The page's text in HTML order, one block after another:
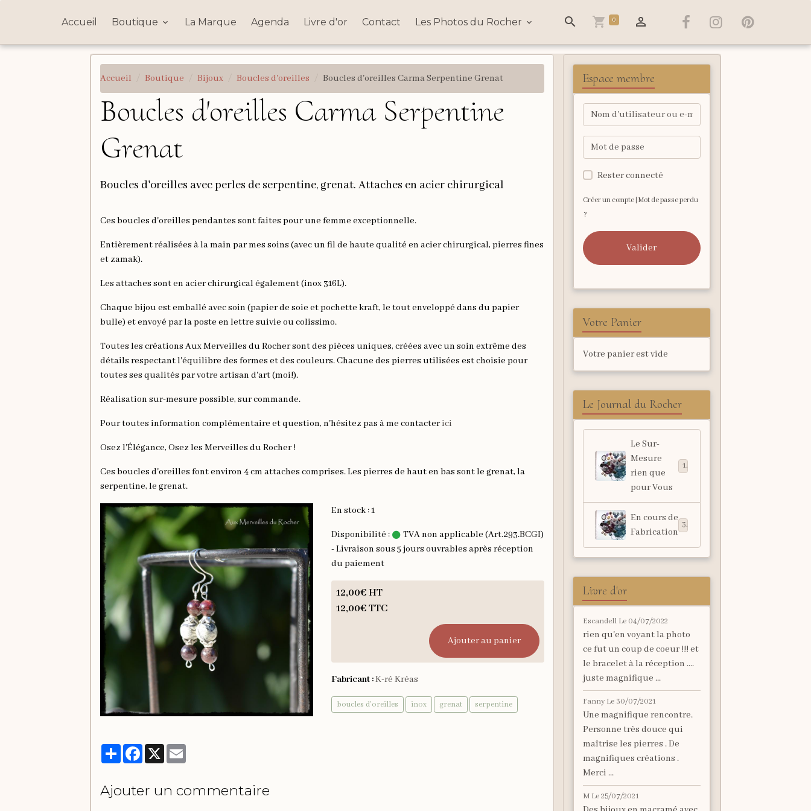
Accueil Boutique La Marque Agenda Livre d'or Contact Les Photos du Rocher 0
Accueil Boutique Bijoux Boucles d'oreilles Boucles d'oreilles Carma Serpentine Grenat
Boucles d'oreilles Carma Serpentine
Grenat
Boucles d'oreilles avec perles de serpentine, grenat. Attaches en acier chirurgical
Ces boucles d'oreilles pendantes sont faites pour une femme exceptionnelle.
Entièrement réalisées à la main par mes soins (avec un fil de haute qualité en acier chirurgical, pierres fines
et zamak).
Les attaches sont en acier chirurgical également (inox 316L).
Chaque bijou est emballé avec soin (papier de soie et pochette kraft, le tout enveloppé dans du papier
bulle) et envoyé par la poste en lettre suivie ou colissimo.
Toutes les créations Aux Merveilles du Rocher sont des pièces uniques, créées avec un soin extrême des
détails respectant l'équilibre des formes et des couleurs. Chacune des pierres utilisées est choisie pour
toutes ses qualités par votre artisan d'art (moi!).
Réalisation sur-mesure possible, sur commande.
Pour toutes information complémentaire et question, n'hésitez pas à me contacterici
Osez l'Élégance, Osez les Merveilles du Rocher !
Ces boucles d'oreilles font environ 4 cm attaches comprises. Les pierres de haut en bas sont le grenat, la
serpentine, le grenat.
En stock : 1
Disponibilité :
TVA non applicable (Art.293.BCGI)
- Livraison sous 5 jours ouvrables après réception
du paiement
12,00€ HT
12,00€ TTC
Ajouter au panier
Fabricant :K-ré Kréas
boucles d'oreilles inox grenat serpentine
PartagerFacebook
X
Ajouter un commentaire
Espace membre
Rester connecté
Créer un compte| Mot de passe perdu
?
Valider
Votre Panier
Votre panier est vide
Le Journal du Rocher
Le Sur-
Mesure
rien que
pour Vous
1
En cours de
Fabrication
3
Livre d'or
Escandell Le 04/07/2022
rien qu'en voyant la photo
ce fut un coup de coeur !!! et
le bracelet à la réception ....
juste magnifique ...
Fanny Le 30/07/2021
Une magnifique rencontre.
Personne très douce qui
maîtrise les pierres . De
magnifiques créations .
Merci ...
M Le 25/07/2021